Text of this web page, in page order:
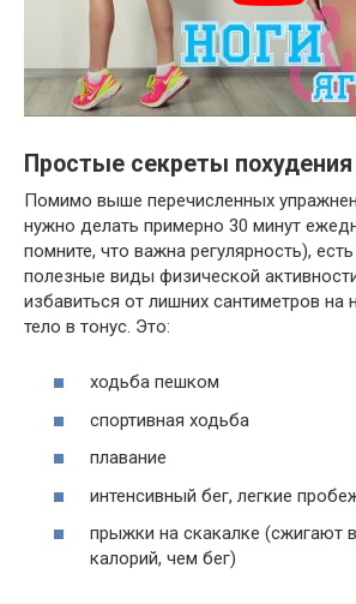
Простые секреты похудения
Помимо выше перечисленных
нужно делать примерно 30 минут
помните, что важна регулярность),
полезные виды физической
избавиться от лишних сантиметров на
тело в тонус. Это:
ходьба пешком
спортивная ходьба
плавание
интенсивный бег, легкие
прыжки на скакалке (сжигают
калорий, чем бег)